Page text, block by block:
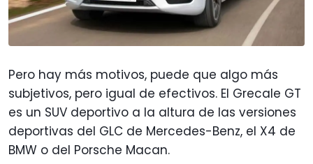
Pero hay más motivos, puede que algo más
subjetivos, pero igual de efectivos. El Grecale GT
es un SUV deportivo a la altura de las versiones
deportivas del GLC de Mercedes-Benz, el X4 de
BMW o del Porsche Macan.